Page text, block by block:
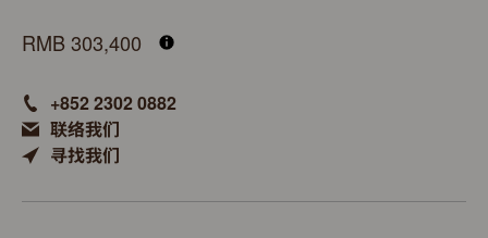
RMB 303,400
+852 2302 0882
联络我们
寻找我们